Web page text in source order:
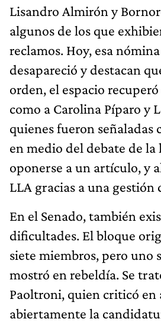
Lisandro Almirón y
algunos de los que
reclamos. Hoy, esa
desapareció y destacan
orden, el espacio
como a Carolina Píparo y
quienes fueron señaladas
en medio del debate de la
oponerse a un artículo, y
LLA gracias a una
En el Senado, también
dificultades. El bloque
siete miembros, pero uno
mostró en rebeldía. Se
Paoltroni, quien criticó en
abiertamente la